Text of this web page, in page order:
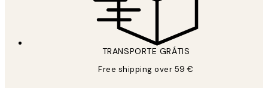
TRANSPORTE GRÁTIS
Free shipping over 59 €